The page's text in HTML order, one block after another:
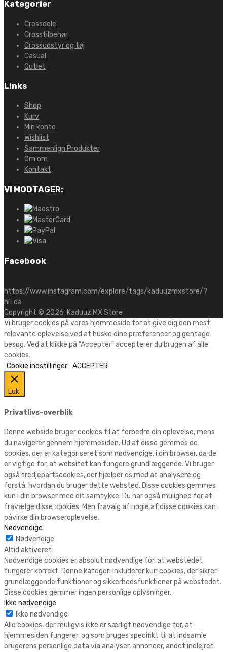
Kategorier
Crossdele
Crosstilbehør
Crossudstyr og tøj
Casual
Outlet
Links
Shop
Kurv
Min konto
Wishlist
Sammenlign Produkter
Om om
Kontakt
VI MODTAGER:
Facebook
https://www.instagram.com/explore/tags/kaduuzmxstore/?
hl=da
Copyright © 2026 Kaduuz MX Store
Vi bruger cookies på vores hjemmeside for at give dig den mest
relevante oplevelse ved at huske dine præferencer og gentage
besøg. Ved at klikke på "Accepter" accepterer du brugen af alle
cookies.
Cookie indstillinger ACCEPTER
Luk
Privatlivs-overblik
Denne webside bruger cookies til at forbedre din oplevelse, mens
du navigerer gennem hjemmesiden. Ud af disse gemmes de
cookies, der er kategoriseret som nødvendige, i din browser, da de
er vigtige for, at websitet kan fungere grundlæggende. Vi bruger
også tredjepartscookies, der hjælper os med at analysere og
forstå, hvordan du bruger dette websted. Disse cookies gemmes
kun i din browser med dit samtykke. Du har også mulighed for at
fravælge disse cookies. Men fravalg af nogle af disse cookies kan
påvirke din browseroplevelse.
Nødvendige
Nødvendige
Altid aktiveret
Nødvendige cookies er absolut nødvendige for, at webstedet
fungerer korrekt. Denne kategori inkluderer kun cookies, der sikrer
grundlæggende funktioner og sikkerhedsfunktioner på webstedet.
Disse cookies gemmer ingen personlige oplysninger.
Ikke nødvendige
Ikke nødvendige
Alle cookies, der muligvis ikke er særligt nødvendige for, at
hjemmesiden fungerer, og som bruges specifikt til at indsamle
brugerens personlige data via analyser, annoncer, andet indlejret